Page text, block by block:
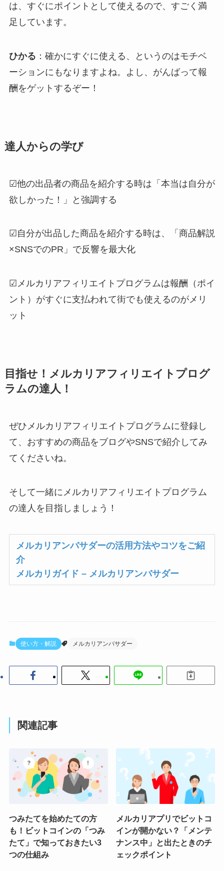
は、すぐにポイントとして使えるので、すごく満
足しています。
ひかる ：確かにすぐに使える、というのはモチベ
ーションにもなりますよね。よし、がんばって報
酬をゲットするぞー！
達人からの学び
☑︎他の出品者の商品を紹介する時は「本当は自分が
欲しかった！」と強調する
☑︎自分が出品した商品を紹介する時は、「商品解説
×SNSでのPR」で反響を最大化
☑︎メルカリアフィリエイトプログラムは報酬（ポイ
ント）がすぐに支払われて街でも使えるのがメリ
ット
目指せ！メルカリアフィリエイトプログ
ラムの達人！
ぜひメルカリアフィリエイトプログラムに登録し
て、おすすめの商品をブログやSNSで紹介してみ
てくださいね。
そして一緒にメルカリアフィリエイトプログラム
の達人を目指しましょう！
メルカリアンバサダーの活用方法やコツをご紹
介
メルカリガイド – メルカリアンバサダー
使い方・解説 メルカリアンバサダー
関連記事
つみたてを始めたての方
も！ビットコインの「つみ
たて」で知っておきたい3
つの仕組み
メルカリアプリでビットコ
インが開かない？「メンテ
ナンス中」と出たときのチ
ェックポイント